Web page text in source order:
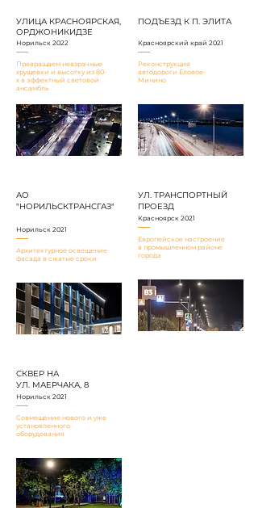
УЛИЦА КРАСНОЯРСКАЯ,
ОРДЖОНИКИДЗЕ
Норильск 2022
Превращаем невзрачные
хрущевки и высотку из 80-
х в эффектный световой
ансамбль
АО
"НОРИЛЬСКТРАНСГАЗ"
Норильск 2021
Архитектурное освещение
фасада в сжатые сроки
СКВЕР НА
УЛ. МАЕРЧАКА, 8
Норильск 2021
Совмещение нового и уже
установленного
оборудования
ПОДЪЕЗД К П. ЭЛИТА
Красноярский край 2021
Реконструкция
автодороги Еловое-
Минино
УЛ. ТРАНСПОРТНЫЙ
ПРОЕЗД
Красноярск 2021
Европейское настроение
в промышленном районе
города